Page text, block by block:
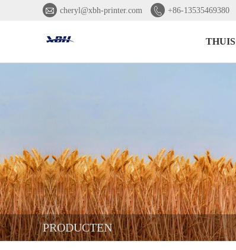
 cheryl@xbh-printer.com  +86-13535469380
THUIS
PRODUCTEN